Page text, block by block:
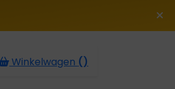
Winkelwagen ()